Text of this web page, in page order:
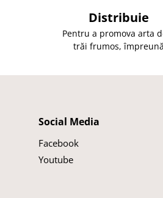
Distribuie
Pentru a promova arta
trăi frumos,
Social Media
Facebook
Youtube